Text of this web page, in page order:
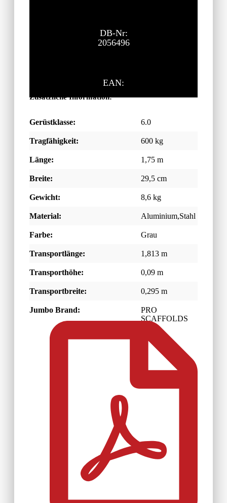
DB-Nr:
2056496
EAN:
Zusätzliche Information:
Gerüstklasse: 6.0
Tragfähigkeit: 600 kg
Länge: 1,75 m
Breite: 29,5 cm
Gewicht: 8,6 kg
Material: Aluminium,Stahl
Farbe: Grau
Transportlänge: 1,813 m
Transporthöhe: 0,09 m
Transportbreite: 0,295 m
Jumbo Brand:
PRO
SCAFFOLDS